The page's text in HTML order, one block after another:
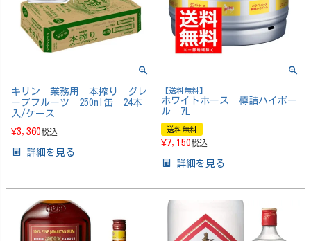
キリン 業務用 本搾り グレ
ープフルーツ 250ml缶 24本
入/ケース
¥3,360税込
詳細を見る
【送料無料】
ホワイトホース 樽詰ハイボー
ル 7L
送料無料
¥7,150税込
詳細を見る